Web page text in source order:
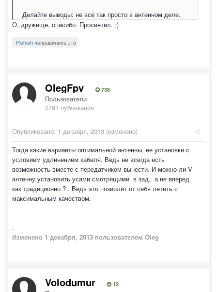
Делайте выводы: не всё так просто в антенном деле.
О, дружище, спасибо. Просветил. :)
Plohishпонравилось это
OlegFpv 738
Пользователи
2791 публикация
Опубликовано: 1 декабря, 2013 (изменено)
Тогда какие варианты оптимальной антенны, ее установки с
условием удлинением кабеля. Ведь не всегда есть
возможность вместе с передатчиком вынести. И можно ли V
антенну установить усами смотрящими в зад, а не вперед
как традиционно ? . Ведь это позволит от себя лететь с
максимальным качеством.
.
Изменено 1 декабря, 2013 пользователем Oleg
Volodumur 12